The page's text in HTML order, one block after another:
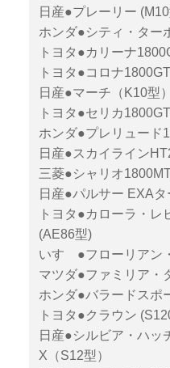
日産●プレーリー
ホンダ●シティ・ター
トヨタ●カリーナ
トヨタ●コロナ
日産●マーチ（K10型）
トヨタ●セリカ
ホンダ●プレリュード
日産●スカイライン
三菱●シャリオ
日産●パルサー EXA
トヨタ●カローラ・レ
(AE86型)
いすゞ●フローリアン
マツダ●ファミリア・
ホンダ●バラードスポ
トヨタ●クラウン
日産●シルビア・ハッ
X（S12型）